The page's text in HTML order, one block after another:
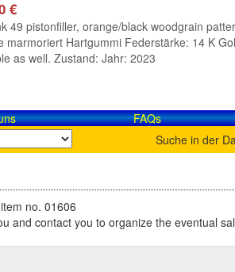
€
49 pistonfiller, orange/black woodgrain
marmoriert Hartgummi Federstärke: 14 K
as well. Zustand: Jahr: 2023
FAQs
Suche in der
no. 01606
and contact you to organize the eventual